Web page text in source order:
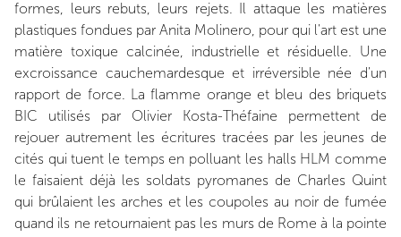
formes, leurs rebuts, leurs rejets. Il attaque les matières
plastiques fondues par Anita Molinero, pour qui l'art est une
matière toxique calcinée, industrielle et résiduelle. Une
excroissance cauchemardesque et irréversible née d'un
rapport de force. La flamme orange et bleu des briquets
BIC utilisés par Olivier Kosta-Théfaine permettent de
rejouer autrement les écritures tracées par les jeunes de
cités qui tuent le temps en polluant les halls HLM comme
le faisaient déjà les soldats pyromanes de Charles Quint
qui brûlaient les arches et les coupoles au noir de fumée
quand ils ne retournaient pas les murs de Rome à la pointe